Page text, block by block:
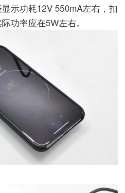
示功耗12V 550mA左右，扣
功率应在5W左右。